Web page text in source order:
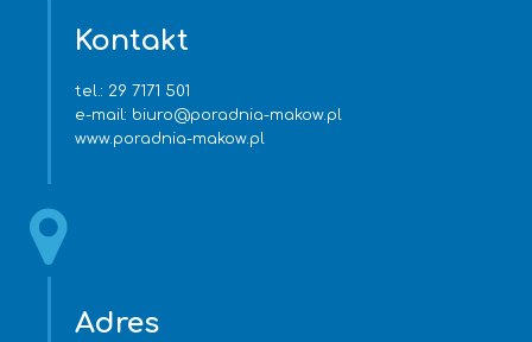
Kontakt
tel.: 29 7171 501
e-mail: biuro@poradnia-makow.pl
www.poradnia-makow.pl
Adres